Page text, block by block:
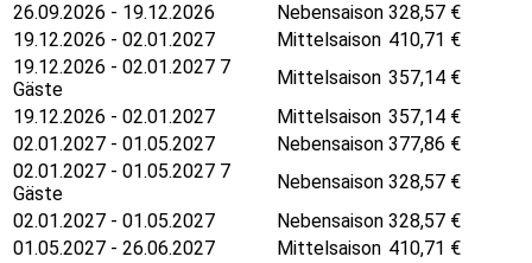
26.09.2026 - 19.12.2026
Nebensaison 328,57 €
19.12.2026 - 02.01.2027
Mittelsaison 410,71 €
19.12.2026 - 02.01.2027 7
Gäste
Mittelsaison 357,14 €
19.12.2026 - 02.01.2027
Mittelsaison 357,14 €
02.01.2027 - 01.05.2027
Nebensaison 377,86 €
02.01.2027 - 01.05.2027 7
Gäste
Nebensaison 328,57 €
02.01.2027 - 01.05.2027
Nebensaison 328,57 €
01.05.2027 - 26.06.2027
Mittelsaison 410,71 €